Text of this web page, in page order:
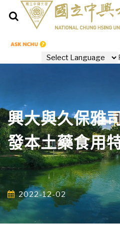
興大與久保雅
發本土藥食用
2022-12-02